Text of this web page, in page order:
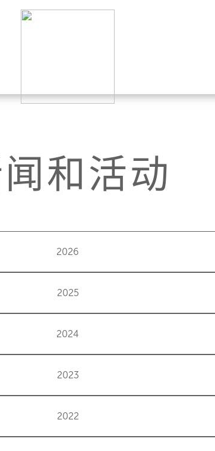
和活动
2026
2025
2024
2023
2022